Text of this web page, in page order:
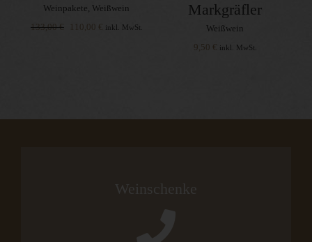
Weinpakete, Weißwein
133,00€
Ursprünglicher
110,00 € Aktueller
inkl. MwSt.
Markgräfler
Weißwein
9,50 € inkl. MwSt.
Weinschenke